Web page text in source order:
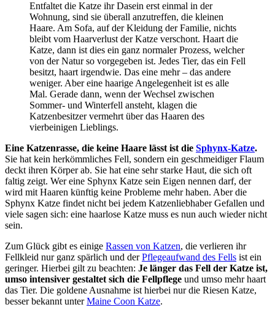
Entfaltet die Katze ihr Dasein erst einmal in der
Wohnung, sind sie überall anzutreffen, die kleinen
Haare. Am Sofa, auf der Kleidung der Familie, nichts
bleibt vom Haarverlust der Katze verschont. Haart die
Katze, dann ist dies ein ganz normaler Prozess, welcher
von der Natur so vorgegeben ist. Jedes Tier, das ein Fell
besitzt, haart irgendwie. Das eine mehr – das andere
weniger. Aber eine haarige Angelegenheit ist es alle
Mal. Gerade dann, wenn der Wechsel zwischen
Sommer- und Winterfell ansteht, klagen die
Katzenbesitzer vermehrt über das Haaren des
vierbeinigen Lieblings.
Eine Katzenrasse, die keine Haare lässt ist die Sphynx-Katze.
Sie hat kein herkömmliches Fell, sondern ein geschmeidiger Flaum
deckt ihren Körper ab. Sie hat eine sehr starke Haut, die sich oft
faltig zeigt. Wer eine Sphynx Katze sein Eigen nennen darf, der
wird mit Haaren künftig keine Probleme mehr haben. Aber die
Sphynx Katze findet nicht bei jedem Katzenliebhaber Gefallen und
viele sagen sich: eine haarlose Katze muss es nun auch wieder nicht
sein.
Zum Glück gibt es einige Rassen von Katzen, die verlieren ihr
Fellkleid nur ganz spärlich und derPflegeaufwand des Fells ist ein
geringer. Hierbei gilt zu beachten: Je länger das Fell der Katze ist,
umso intensiver gestaltet sich die Fellpflege und umso mehr haart
das Tier. Die goldene Ausnahme ist hierbei nur die Riesen Katze,
besser bekannt unterMaine Coon Katze.